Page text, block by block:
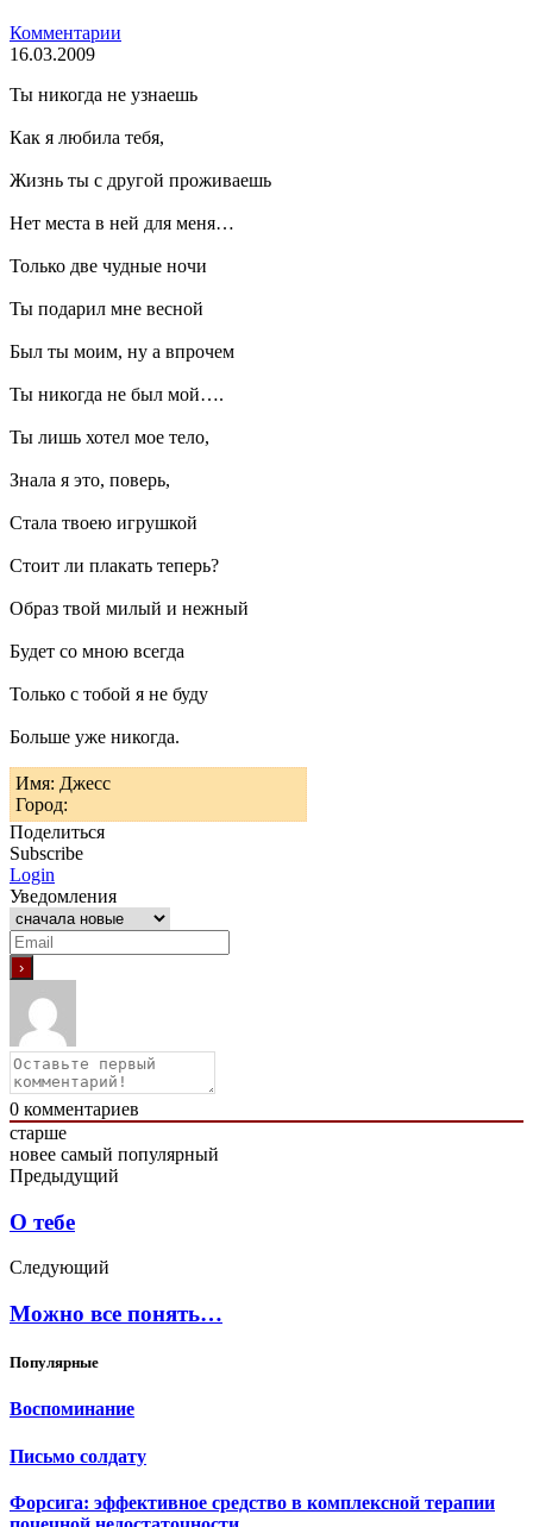
Комментарии
16.03.2009
Ты никогда не узнаешь
Как я любила тебя,
Жизнь ты с другой проживаешь
Нет места в ней для меня…
Только две чудные ночи
Ты подарил мне весной
Был ты моим, ну а впрочем
Ты никогда не был мой….
Ты лишь хотел мое тело,
Знала я это, поверь,
Стала твоею игрушкой
Стоит ли плакать теперь?
Образ твой милый и нежный
Будет со мною всегда
Только с тобой я не буду
Больше уже никогда.
Имя: Джесс
Город:
Поделиться
Subscribe
Login
Уведомления
0 комментариев
старше
новее самый популярный
Предыдущий
О тебе
Следующий
Можно все понять…
Популярные
Воспоминание
Письмо солдату
Форсига: эффективное средство в комплексной терапии